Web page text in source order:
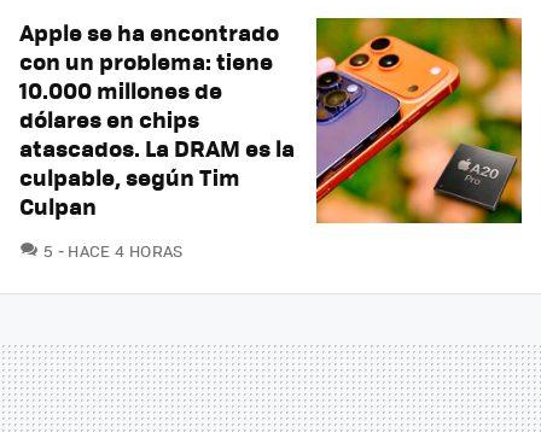
Apple se ha encontrado
con un problema: tiene
10.000 millones de
dólares en chips
atascados. La DRAM es la
culpable, según Tim
Culpan
5 COMENTARIOS
HACE 4 HORAS